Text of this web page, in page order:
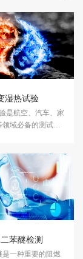
湿热试验
是航空、汽车、家
领域必备的测试项
度或恒定试验的温
的参数及性能。
苯醚检测
是一种重要的阻燃